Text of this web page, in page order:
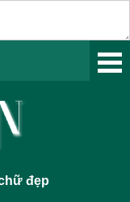
đẹp